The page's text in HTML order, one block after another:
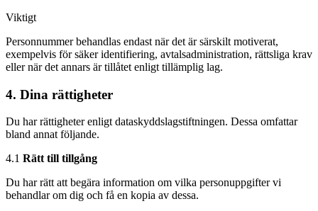
Viktigt
Personnummer behandlas endast när det är särskilt motiverat,
exempelvis för säker identifiering, avtalsadministration, rättsliga krav
eller när det annars är tillåtet enligt tillämplig lag.
4. Dina rättigheter
Du har rättigheter enligt dataskyddslagstiftningen. Dessa omfattar
bland annat följande.
4.1 Rätt till tillgång
Du har rätt att begära information om vilka personuppgifter vi
behandlar om dig och få en kopia av dessa.